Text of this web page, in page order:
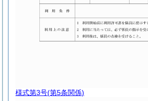
様式第3号(第5条関係)